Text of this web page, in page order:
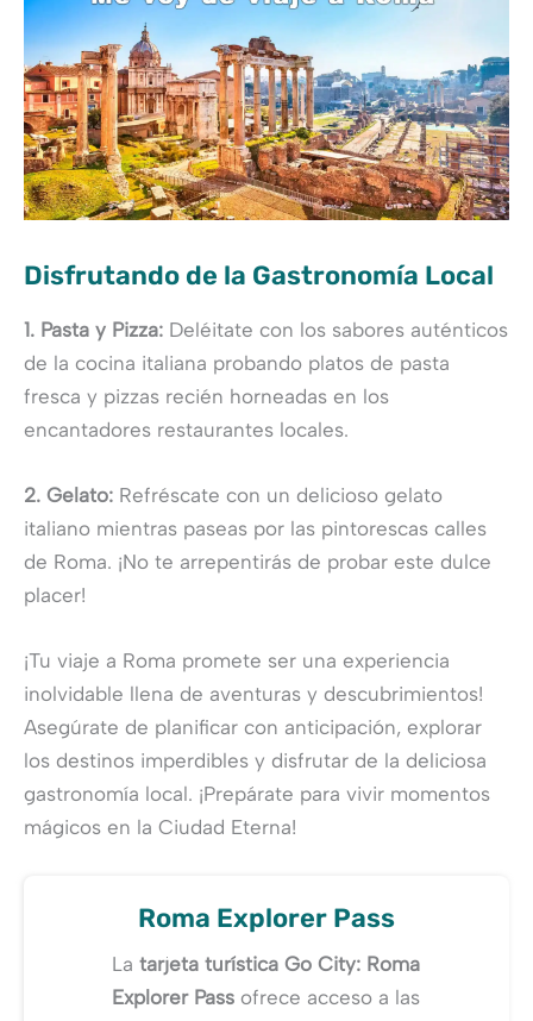
Disfrutando de la Gastronomía Local
1. Pasta y Pizza: Deléitate con los sabores auténticos
de la cocina italiana probando platos de pasta
fresca y pizzas recién horneadas en los
encantadores restaurantes locales.
2. Gelato: Refréscate con un delicioso gelato
italiano mientras paseas por las pintorescas calles
de Roma. ¡No te arrepentirás de probar este dulce
placer!
¡Tu viaje a Roma promete ser una experiencia
inolvidable llena de aventuras y descubrimientos!
Asegúrate de planificar con anticipación, explorar
los destinos imperdibles y disfrutar de la deliciosa
gastronomía local. ¡Prepárate para vivir momentos
mágicos en la Ciudad Eterna!
Roma Explorer Pass
Latarjeta turística Go City: Roma
Explorer Pass ofrece acceso a las